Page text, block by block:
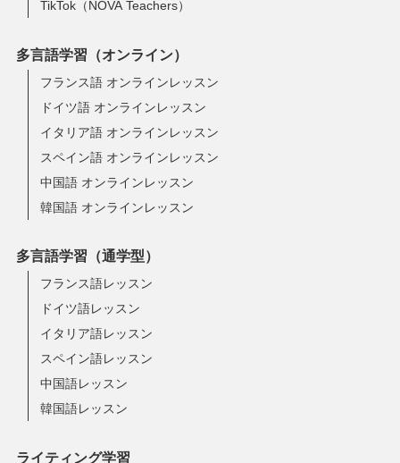
TikTok（NOVA Teachers）
多言語学習（オンライン）
フランス語 オンラインレッスン
ドイツ語 オンラインレッスン
イタリア語 オンラインレッスン
スペイン語 オンラインレッスン
中国語 オンラインレッスン
韓国語 オンラインレッスン
多言語学習（通学型）
フランス語レッスン
ドイツ語レッスン
イタリア語レッスン
スペイン語レッスン
中国語レッスン
韓国語レッスン
ライティング学習